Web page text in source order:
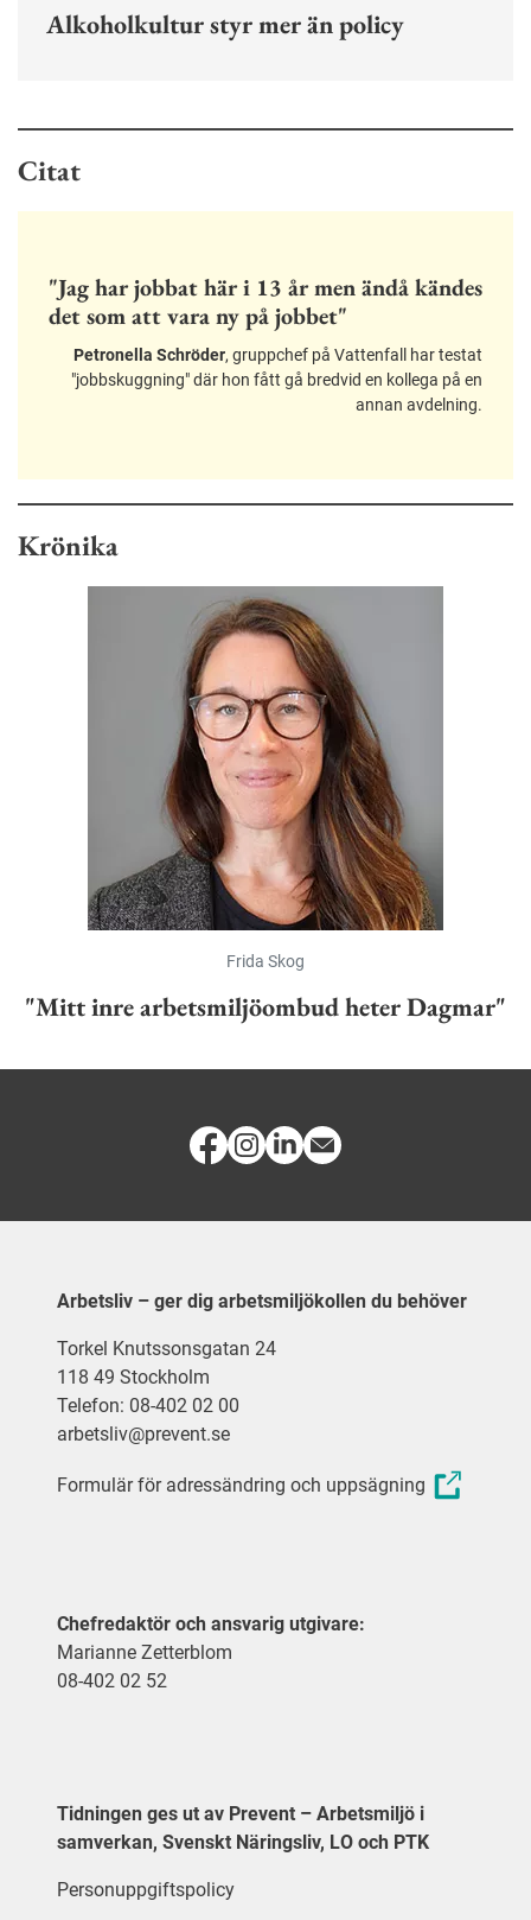
Alkoholkultur styr mer än policy
Citat
"Jag har jobbat här i 13 år men ändå kändes
det som att vara ny på jobbet"
Petronella Schröder, gruppchef på Vattenfall har testat
"jobbskuggning" där hon fått gå bredvid en kollega på en
annan avdelning.
Krönika
Frida Skog
"Mitt inre arbetsmiljöombud heter Dagmar"
Arbetsliv – ger dig arbetsmiljökollen du behöver
Torkel Knutssonsgatan 24
118 49 Stockholm
Telefon: 08-402 02 00
arbetsliv@prevent.se
Formulär för adressändring och uppsägning
Chefredaktör och ansvarig utgivare:
Marianne Zetterblom
08-402 02 52
Tidningen ges ut av Prevent – Arbetsmiljö i
samverkan, Svenskt Näringsliv, LO och PTK
Personuppgiftspolicy